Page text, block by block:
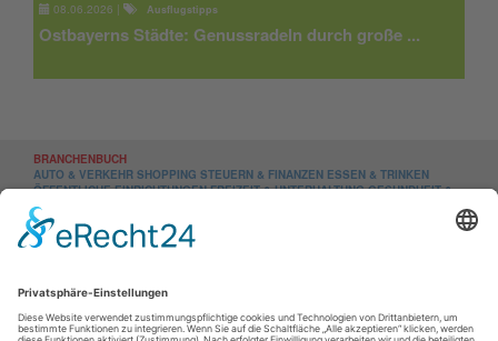
08.06.2026 | Ausflugstipps
Ostbayerns Städte: Genussradeln durch große ...
BRANCHENBUCH
AUTO & VERKEHR SHOPPING STEUERN & FINANZEN ESSEN & TRINKEN
ÖFFENTLICHE EINRICHTUNGEN FREIZEIT & UNTERHALTUNG GESUNDHEIT &
MEDIZIN
UNTERNEHMENSNEWS
REGION
AMBERG-SULZBACH SCHWANDORF
LIFESTYLE BUCH- & CD-TIPPS
VERANSTALTUNGEN
TICKETS REGIONAL VERANSTALTUNGEN CHAM VERANSTALTUNGEN